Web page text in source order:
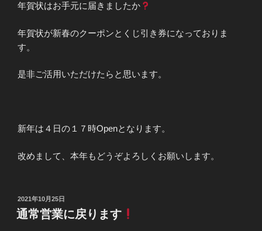
年賀状はお手元に届きましたか
年賀状が新春のクーポンとくじ引き券になっておりま
す。
是非ご活用いただけたらと思います。
新年は４日の１７時Openとなります。
改めまして、本年もどうぞよろしくお願いします。
投
稿
日:
2021年10月25日
通常営業に戻ります